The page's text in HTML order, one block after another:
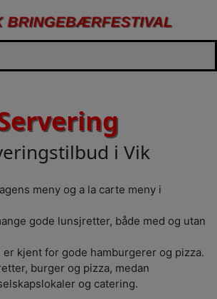
i Vik
meny og a la carte meny i
gode lunsjretter, både med og utan
kjent for gode hamburgerer og pizza.
burger og pizza, medan
og catering.